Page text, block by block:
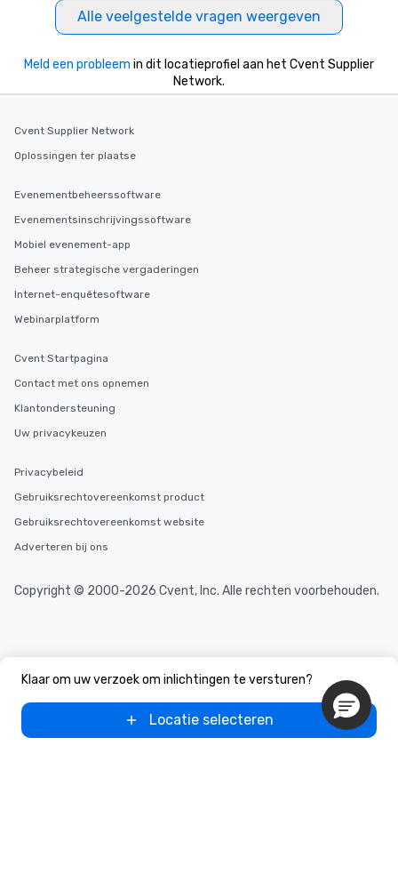
Alle veelgestelde vragen weergeven
Klaar om uw verzoek om inlichtingen te versturen?
Locatie selecteren
Meld een probleem in dit locatieprofiel aan het Cvent Supplier
Network.
Cvent Supplier Network
Oplossingen ter plaatse
Evenementbeheerssoftware
Evenementsinschrijvingssoftware
Mobiel evenement-app
Beheer strategische vergaderingen
Internet-enquêtesoftware
Webinarplatform
Cvent Startpagina
Contact met ons opnemen
Klantondersteuning
Uw privacykeuzen
Privacybeleid
Gebruiksrechtovereenkomst product
Gebruiksrechtovereenkomst website
Adverteren bij ons
Copyright © 2000-2026 Cvent, Inc. Alle rechten voorbehouden.